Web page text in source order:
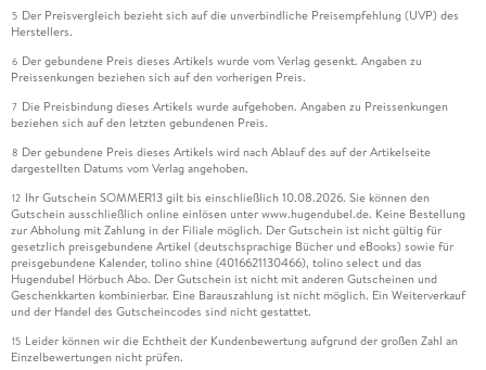
5 Der Preisvergleich bezieht sich auf die unverbindliche Preisempfehlung (UVP) des
Herstellers.
6 Der gebundene Preis dieses Artikels wurde vom Verlag gesenkt. Angaben zu
Preissenkungen beziehen sich auf den vorherigen Preis.
7 Die Preisbindung dieses Artikels wurde aufgehoben. Angaben zu Preissenkungen
beziehen sich auf den letzten gebundenen Preis.
8 Der gebundene Preis dieses Artikels wird nach Ablauf des auf der Artikelseite
dargestellten Datums vom Verlag angehoben.
12 Ihr Gutschein SOMMER13 gilt bis einschließlich 10.08.2026. Sie können den
Gutschein ausschließlich online einlösen unter www.hugendubel.de. Keine Bestellung
zur Abholung mit Zahlung in der Filiale möglich. Der Gutschein ist nicht gültig für
gesetzlich preisgebundene Artikel (deutschsprachige Bücher und eBooks) sowie für
preisgebundene Kalender, tolino shine (4016621130466), tolino select und das
Hugendubel Hörbuch Abo. Der Gutschein ist nicht mit anderen Gutscheinen und
Geschenkkarten kombinierbar. Eine Barauszahlung ist nicht möglich. Ein Weiterverkauf
und der Handel des Gutscheincodes sind nicht gestattet.
15 Leider können wir die Echtheit der Kundenbewertung aufgrund der großen Zahl an
Einzelbewertungen nicht prüfen.